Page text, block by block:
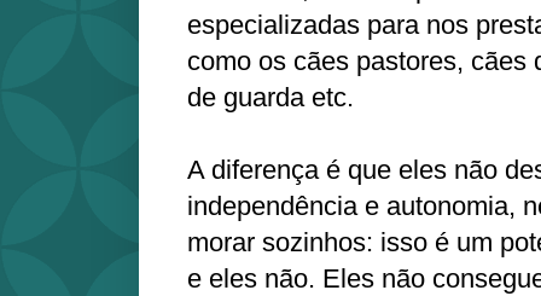
especializadas para nos
como os cães pastores, cães
de guarda etc.
A diferença é que eles não
independência e autonomia,
morar sozinhos: isso é um
e eles não. Eles não